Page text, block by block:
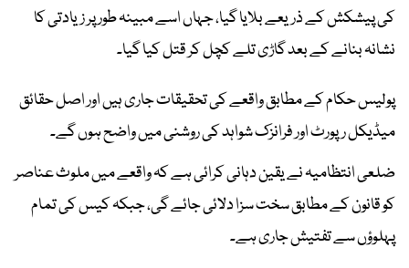
کی پیشکش کے ذریعے بلایا گیا، جہاں اسے مبینہ طور پر زیادتی کا
نشانہ بنانے کے بعد گاڑی تلے کچل کر قتل کیا گیا۔
پولیس حکام کے مطابق واقعے کی تحقیقات جاری ہیں اور اصل حقائق
میڈیکل رپورٹ اور فرانزک شواہد کی روشنی میں واضح ہوں گے۔
ضلعی انتظامیہ نے یقین دہانی کرائی ہے کہ واقعے میں ملوث عناصر
کو قانون کے مطابق سخت سزا دلائی جائے گی، جبکہ کیس کی تمام
پہلوؤں سے تفتیش جاری ہے۔